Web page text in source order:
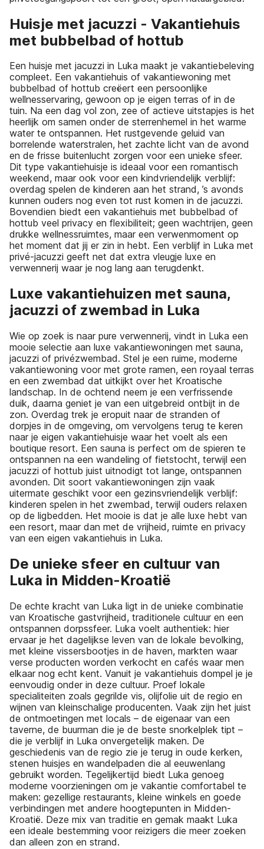
Huisje met jacuzzi - Vakantiehuis
met bubbelbad of hottub
Een huisje met jacuzzi in Luka maakt je vakantiebeleving
compleet. Een vakantiehuis of vakantiewoning met
bubbelbad of hottub creëert een persoonlijke
wellnesservaring, gewoon op je eigen terras of in de
tuin. Na een dag vol zon, zee of actieve uitstapjes is het
heerlijk om samen onder de sterrenhemel in het warme
water te ontspannen. Het rustgevende geluid van
borrelende waterstralen, het zachte licht van de avond
en de frisse buitenlucht zorgen voor een unieke sfeer.
Dit type vakantiehuisje is ideaal voor een romantisch
weekend, maar ook voor een kindvriendelijk verblijf:
overdag spelen de kinderen aan het strand, ’s avonds
kunnen ouders nog even tot rust komen in de jacuzzi.
Bovendien biedt een vakantiehuis met bubbelbad of
hottub veel privacy en flexibiliteit; geen wachtrijen, geen
drukke wellnessruimtes, maar een verwenmoment op
het moment dat jij er zin in hebt. Een verblijf in Luka met
privé-jacuzzi geeft net dat extra vleugje luxe en
verwennerij waar je nog lang aan terugdenkt.
Luxe vakantiehuizen met sauna,
jacuzzi of zwembad in Luka
Wie op zoek is naar pure verwennerij, vindt in Luka een
mooie selectie aan luxe vakantiewoningen met sauna,
jacuzzi of privézwembad. Stel je een ruime, moderne
vakantiewoning voor met grote ramen, een royaal terras
en een zwembad dat uitkijkt over het Kroatische
landschap. In de ochtend neem je een verfrissende
duik, daarna geniet je van een uitgebreid ontbijt in de
zon. Overdag trek je eropuit naar de stranden of
dorpjes in de omgeving, om vervolgens terug te keren
naar je eigen vakantiehuisje waar het voelt als een
boutique resort. Een sauna is perfect om de spieren te
ontspannen na een wandeling of fietstocht, terwijl een
jacuzzi of hottub juist uitnodigt tot lange, ontspannen
avonden. Dit soort vakantiewoningen zijn vaak
uitermate geschikt voor een gezinsvriendelijk verblijf:
kinderen spelen in het zwembad, terwijl ouders relaxen
op de ligbedden. Het mooie is dat je alle luxe hebt van
een resort, maar dan met de vrijheid, ruimte en privacy
van een eigen vakantiehuis in Luka.
De unieke sfeer en cultuur van
Luka in Midden-Kroatië
De echte kracht van Luka ligt in de unieke combinatie
van Kroatische gastvrijheid, traditionele cultuur en een
ontspannen dorpssfeer. Luka voelt authentiek: hier
ervaar je het dagelijkse leven van de lokale bevolking,
met kleine vissersbootjes in de haven, markten waar
verse producten worden verkocht en cafés waar men
elkaar nog echt kent. Vanuit je vakantiehuis dompel je je
eenvoudig onder in deze cultuur. Proef lokale
specialiteiten zoals gegrilde vis, olijfolie uit de regio en
wijnen van kleinschalige producenten. Vaak zijn het juist
de ontmoetingen met locals – de eigenaar van een
taverne, de buurman die je de beste snorkelplek tipt –
die je verblijf in Luka onvergetelijk maken. De
geschiedenis van de regio zie je terug in oude kerken,
stenen huisjes en wandelpaden die al eeuwenlang
gebruikt worden. Tegelijkertijd biedt Luka genoeg
moderne voorzieningen om je vakantie comfortabel te
maken: gezellige restaurants, kleine winkels en goede
verbindingen met andere hoogtepunten in Midden-
Kroatië. Deze mix van traditie en gemak maakt Luka
een ideale bestemming voor reizigers die meer zoeken
dan alleen zon en strand.